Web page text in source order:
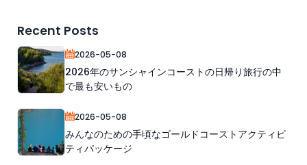
Recent Posts
2026-05-08
2026年のサンシャインコーストの日帰り旅行の中
で最も安いもの
2026-05-08
みんなのための手頃なゴールドコーストアクティビ
ティパッケージ